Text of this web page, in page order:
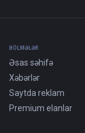
BÖLMƏLƏR
Əsas səhifə
Xəbərlər
Saytda reklam
Premium elanlar